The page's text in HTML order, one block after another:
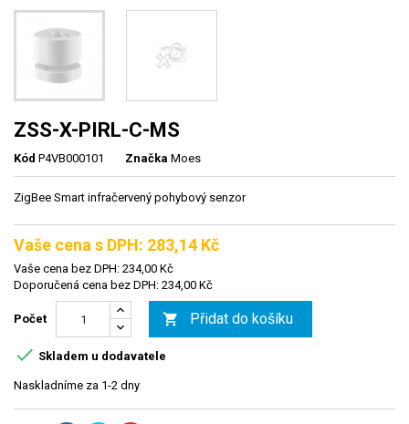
ZSS-X-PIRL-C-MS
Kód P4VB000101 Značka Moes
ZigBee Smart infračervený pohybový senzor
Vaše cena s DPH: 283,14 Kč
Vaše cena bez DPH: 234,00 Kč
Doporučená cena bez DPH: 234,00 Kč
Počet  Přidat do košíku
 Skladem u dodavatele
Naskladníme za 1-2 dny